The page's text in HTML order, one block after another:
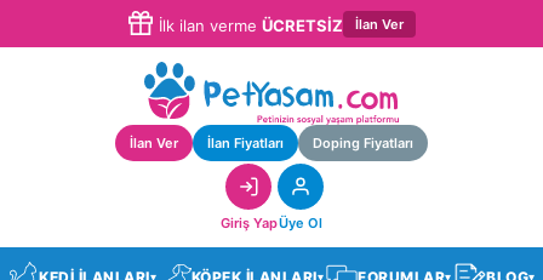
İlk ilan verme ÜCRETSİZ İlan Ver
İlan Ver İlan Fiyatları Doping Fiyatları
Giriş YapÜye Ol
▾ ▾ ▾ ▾